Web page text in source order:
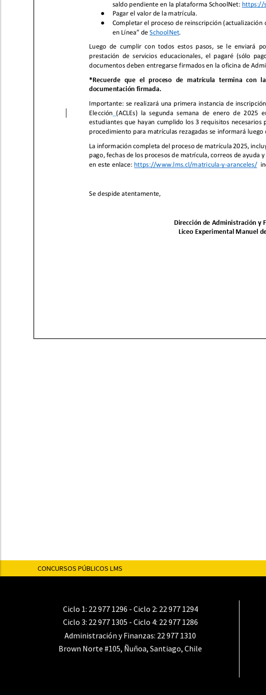
CONCURSOS PÚBLICOS LMS
Ciclo 1: 22 977 1296 - Ciclo 2: 22 977 1294
Ciclo 3: 22 977 1305 - Ciclo 4: 22 977 1286
Administración y Finanzas: 22 977 1310
Brown Norte #105, Ñuñoa, Santiago, Chile